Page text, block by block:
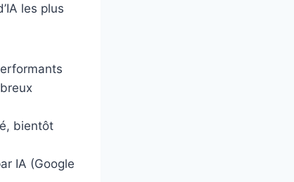
les plus
bientôt
IA (Google